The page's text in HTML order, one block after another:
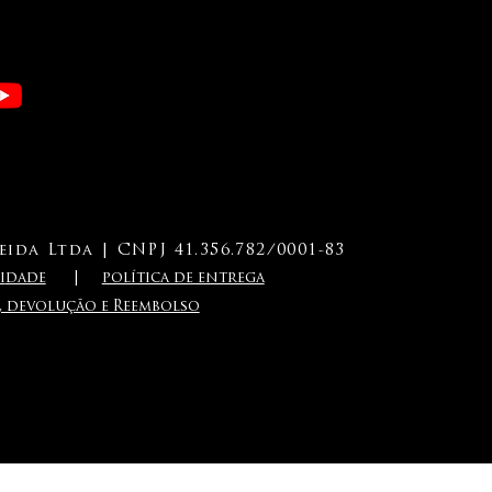
Ltda | CNPJ 41.356.782/0001-83
dade
política de entrega
e Reembolso